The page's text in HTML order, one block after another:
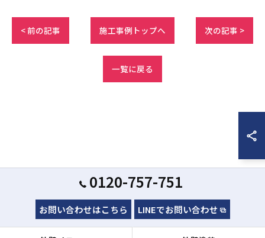
< 前の記事 施工事例トップへ 次の記事 >
一覧に戻る
0120-757-751
お問い合わせはこちら LINEでお問い合わせ